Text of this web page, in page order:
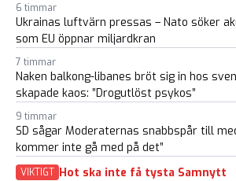
6 timmar
Ukrainas luftvärn pressas – Nato söker
som EU öppnar miljardkran
7 timmar
Naken balkong-libanes bröt sig in hos
skapade kaos: ”Drogutlöst psykos”
9 timmar
SD sågar Moderaternas snabbspår till
kommer inte gå med på det”
VIKTIGT Hot ska inte få tysta Samnytt